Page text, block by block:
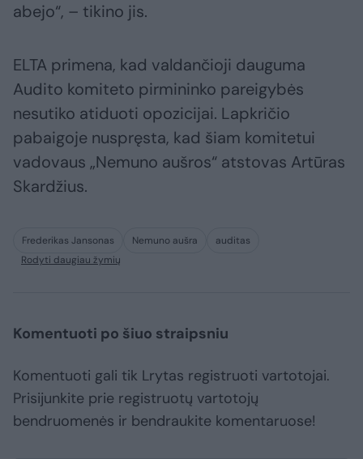
abejo“, – tikino jis.
ELTA primena, kad valdančioji dauguma
Audito komiteto pirmininko pareigybės
nesutiko atiduoti opozicijai. Lapkričio
pabaigoje nuspręsta, kad šiam komitetui
vadovaus „Nemuno aušros“ atstovas Artūras
Skardžius.
Frederikas Jansonas Nemuno aušra
auditas
Rodyti daugiau žymių
Komentuoti po šiuo straipsniu
Komentuoti gali tik Lrytas registruoti vartotojai.
Prisijunkite prie registruotų vartotojų
bendruomenės ir bendraukite komentaruose!